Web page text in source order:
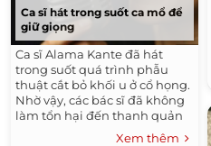
Ca sĩ hát trong suốt ca mổ để
giữ giọng
Ca sĩ Alama Kante đã hát
trong suốt quá trình phẫu
thuật cắt bỏ khối u ở cổ họng.
Nhờ vậy, các bác sĩ đã không
làm tổn hại đến thanh quản
của cô. Nữ ca sĩ được thôi
Xem thêm